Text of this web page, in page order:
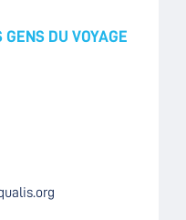
DU VOYAGE